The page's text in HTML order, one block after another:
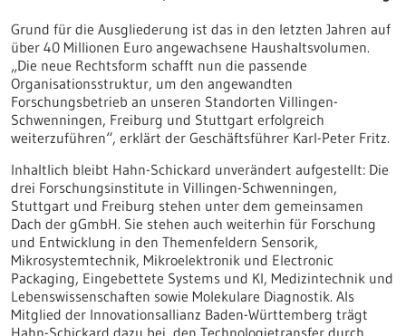
Grund für die Ausgliederung ist das in den letzten Jahren auf
über 40 Millionen Euro angewachsene Haushaltsvolumen.
„Die neue Rechtsform schafft nun die passende
Organisationsstruktur, um den angewandten
Forschungsbetrieb an unseren Standorten Villingen-
Schwenningen, Freiburg und Stuttgart erfolgreich
weiterzuführen“, erklärt der Geschäftsführer Karl-Peter Fritz.
Inhaltlich bleibt Hahn-Schickard unverändert aufgestellt: Die
drei Forschungsinstitute in Villingen-Schwenningen,
Stuttgart und Freiburg stehen unter dem gemeinsamen
Dach der gGmbH. Sie stehen auch weiterhin für Forschung
und Entwicklung in den Themenfeldern Sensorik,
Mikrosystemtechnik, Mikroelektronik und Electronic
Packaging, Eingebettete Systems und KI, Medizintechnik und
Lebenswissenschaften sowie Molekulare Diagnostik. Als
Mitglied der Innovationsallianz Baden-Württemberg trägt
Hahn-Schickard dazu bei, den Technologietransfer durch